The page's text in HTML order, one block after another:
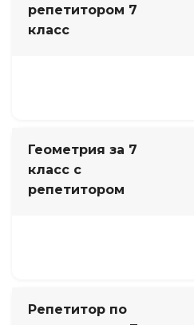
репетитором 7
класс
Геометрия за 7
класс с
репетитором
Репетитор по